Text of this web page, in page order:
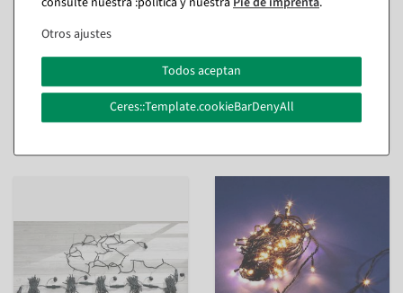
Disponible de inmediato
35,58 €
15,41 €
12,95 EUR más IVA
interior y exterior - 600
Disponible de inmediato
47,54 €
35,64 €
Otros ajustes
Todos aceptan
Ceres::Template.cookieBarDenyAll